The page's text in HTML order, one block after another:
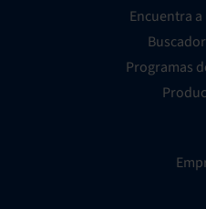
Encuentra
Programas